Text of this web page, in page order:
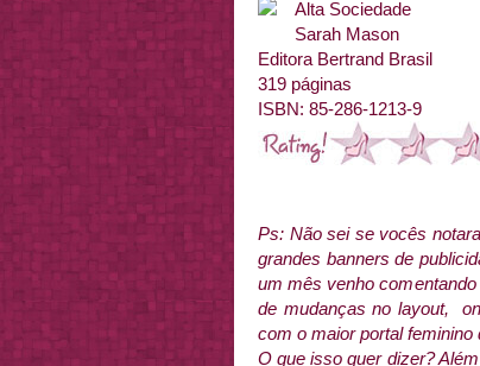
Alta Sociedade
Sarah Mason
Editora Bertrand Brasil
319 páginas
ISBN: 85-286-1213-9
Ps: Não sei se vocês
grandes banners de
um mês venho
de mudanças no layout,
com o maior portal feminino
O que isso quer dizer?